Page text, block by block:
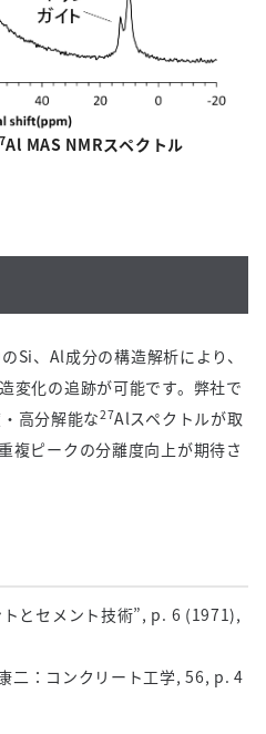
Al MAS NMRスペクトル
Si、 Al成分の構造解析により、
変化の追跡が可能です。弊社で
高分解能な27Alスペクトルが取
複ピークの分離度向上が期待さ
とセメント技術”, p. 6 (1971),
二：コンクリート工学, 56, p. 4